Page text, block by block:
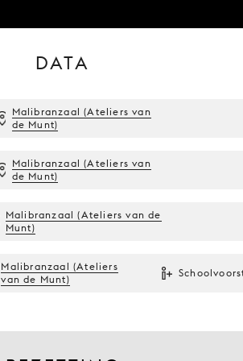
DATA
Malibranzaal (Ateliers van
de Munt)
Malibranzaal (Ateliers van
de Munt)
Malibranzaal (Ateliers van de
Munt)
Malibranzaal (Ateliers
van de Munt)